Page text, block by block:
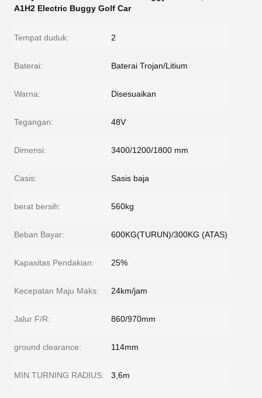
A1H2 Electric Buggy Golf Car
Tempat duduk: 2
Baterai: Baterai Trojan/Litium
Warna: Disesuaikan
Tegangan: 48V
Dimensi: 3400/1200/1800 mm
Casis: Sasis baja
berat bersih: 560kg
Beban Bayar: 600KG(TURUN)/300KG (ATAS)
Kapasitas Pendakian: 25%
Kecepatan Maju Maks: 24km/jam
Jalur F/R: 860/970mm
ground clearance: 114mm
MIN.TURNING RADIUS: 3,6m